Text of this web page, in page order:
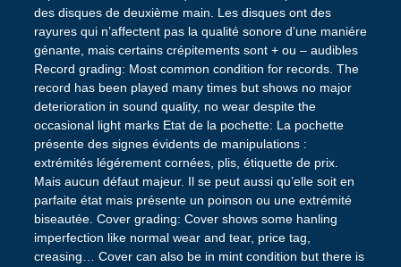
des disques de deuxième main. Les disques ont des
rayures qui n’affectent pas la qualité sonore d’une maniére
génante, mais certains crépitements sont + ou – audibles
Record grading: Most common condition for records. The
record has been played many times but shows no major
deterioration in sound quality, no wear despite the
occasional light marks Etat de la pochette: La pochette
présente des signes évidents de manipulations :
extrémités légérement cornées, plis, étiquette de prix.
Mais aucun défaut majeur. Il se peut aussi qu’elle soit en
parfaite état mais présente un poinson ou une extrémité
biseautée. Cover grading: Cover shows some hanling
imperfection like normal wear and tear, price tag,
creasing… Cover can also be in mint condition but there is